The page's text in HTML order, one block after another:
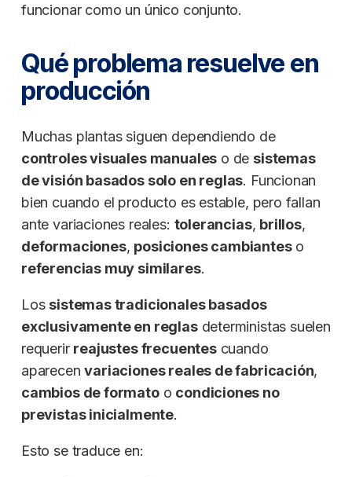
funcionar como un único conjunto.
Qué problema resuelve en
producción
Muchas plantas siguen dependiendo de
controles visuales manuales o de sistemas
de visión basados solo en reglas. Funcionan
bien cuando el producto es estable, pero fallan
ante variaciones reales: tolerancias, brillos,
deformaciones, posiciones cambianteso
referencias muy similares.
Los sistemas tradicionales basados
exclusivamente en reglasdeterministas suelen
requerir reajustes frecuentescuando
aparecenvariaciones reales de fabricación,
cambios de formatoo condiciones no
previstas inicialmente.
Esto se traduce en: